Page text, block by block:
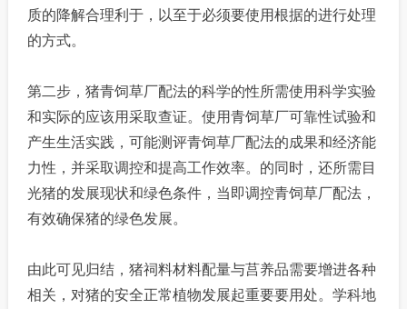
质的降解合理利于，以至于必须要使用根据的进行处理
的方式。
第二步，猪青饲草厂配法的科学的性所需使用科学实验
和实际的应该用采取查证。使用青饲草厂可靠性试验和
产生生活实践，可能测评青饲草厂配法的成果和经济能
力性，并采取调控和提高工作效率。的同时，还所需目
光猪的发展现状和绿色条件，当即调控青饲草厂配法，
有效确保猪的绿色发展。
由此可见归结，猪祠料材料配量与莒养品需要增进各种
相关，对猪的安全正常植物发展起重要要用处。学科地